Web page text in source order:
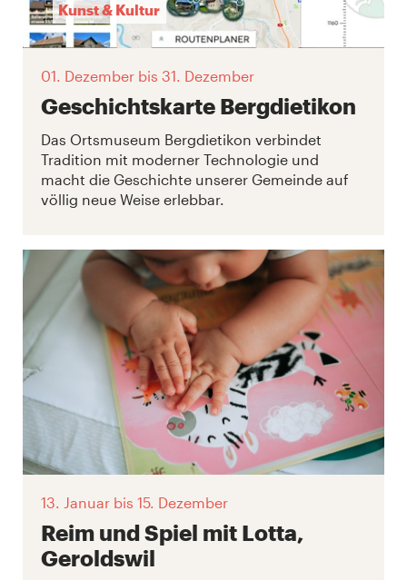
Kunst & Kultur
01. Dezember bis 31. Dezember
Geschichtskarte Bergdietikon
Das Ortsmuseum Bergdietikon verbindet
Tradition mit moderner Technologie und
macht die Geschichte unserer Gemeinde auf
völlig neue Weise erlebbar.
13. Januar bis 15. Dezember
Reim und Spiel mit Lotta,
Geroldswil